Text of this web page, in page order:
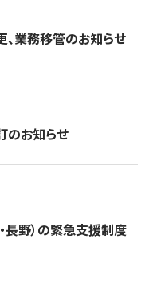
、業務移管のお知らせ
のお知らせ
長野）の緊急支援制度